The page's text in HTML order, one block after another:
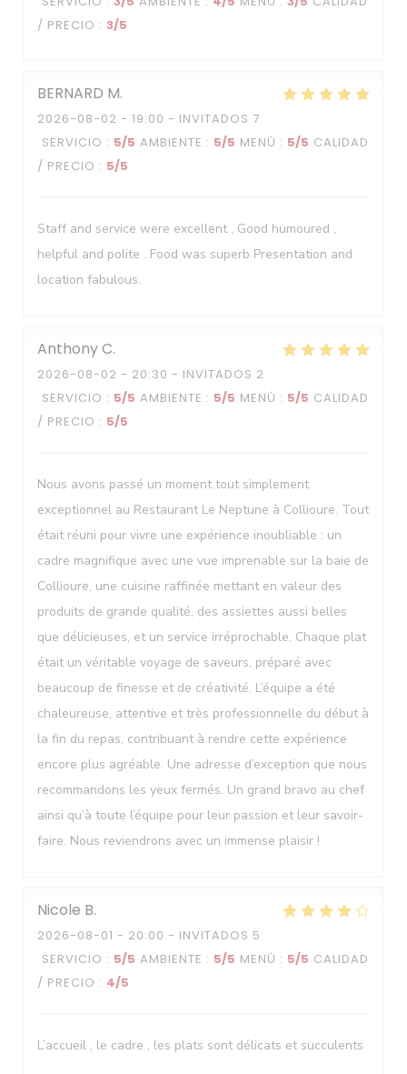
/ PRECIO : 3/5
BERNARD M
2026-08-02 - 19:00 - INVITADOS 7
SERVICIO : 5/5 AMBIENTE : 5/5 MENÚ : 5/5 CALIDAD
/ PRECIO : 5/5
Staff and service were excellent , Good humoured ,
helpful and polite . Food was superb Presentation and
location fabulous.
AnthonyC
2026-08-02 - 20:30 - INVITADOS 2
SERVICIO : 5/5 AMBIENTE : 5/5 MENÚ : 5/5 CALIDAD
/ PRECIO : 5/5
Nous avons passé un moment tout simplement
exceptionnel au Restaurant Le Neptune à Collioure. Tout
était réuni pour vivre une expérience inoubliable : un
cadre magnifique avec une vue imprenable sur la baie de
Collioure, une cuisine raffinée mettant en valeur des
produits de grande qualité, des assiettes aussi belles
que délicieuses, et un service irréprochable. Chaque plat
était un véritable voyage de saveurs, préparé avec
beaucoup de finesse et de créativité. L’équipe a été
chaleureuse, attentive et très professionnelle du début à
la fin du repas, contribuant à rendre cette expérience
encore plus agréable. Une adresse d’exception que nous
recommandons les yeux fermés. Un grand bravo au chef
ainsi qu’à toute l’équipe pour leur passion et leur savoir-
faire. Nous reviendrons avec un immense plaisir !
Nicole B
2026-08-01 - 20:00 - INVITADOS 5
SERVICIO : 5/5 AMBIENTE : 5/5 MENÚ : 5/5 CALIDAD
/ PRECIO : 4/5
L’accueil , le cadre , les plats sont délicats et succulents